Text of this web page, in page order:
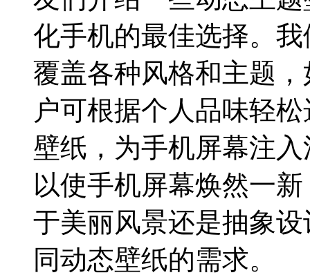
化手机的最佳选择。
覆盖各种风格和主题
户可根据个人品味轻
壁纸，为手机屏幕注
以使手机屏幕焕然一
于美丽风景还是抽象
同动态壁纸的需求。